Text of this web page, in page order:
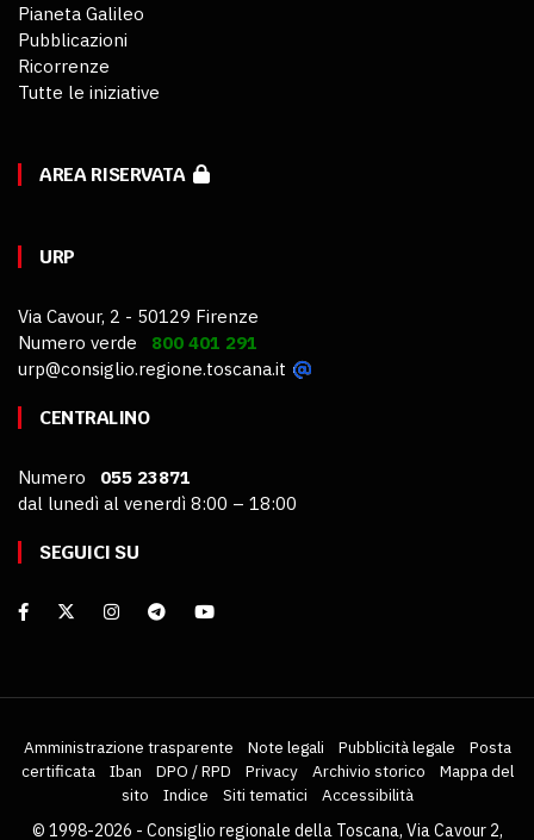
Pianeta Galileo
Pubblicazioni
Ricorrenze
Tutte le iniziative
AREA RISERVATA
URP
Via Cavour, 2 - 50129 Firenze
Numero verde 800 401 291
urp@consiglio.regione.toscana.it
CENTRALINO
Numero 055 23871
dal lunedì al venerdì 8:00 – 18:00
SEGUICI SU
Amministrazione trasparente Note legali Pubblicità legale
Posta
certificata
Iban DPO / RPD Privacy Archivio storico
Mappa del
sito
Indice Siti tematici
Accessibilità
© 1998-2026 - Consiglio regionale della Toscana, Via Cavour 2,